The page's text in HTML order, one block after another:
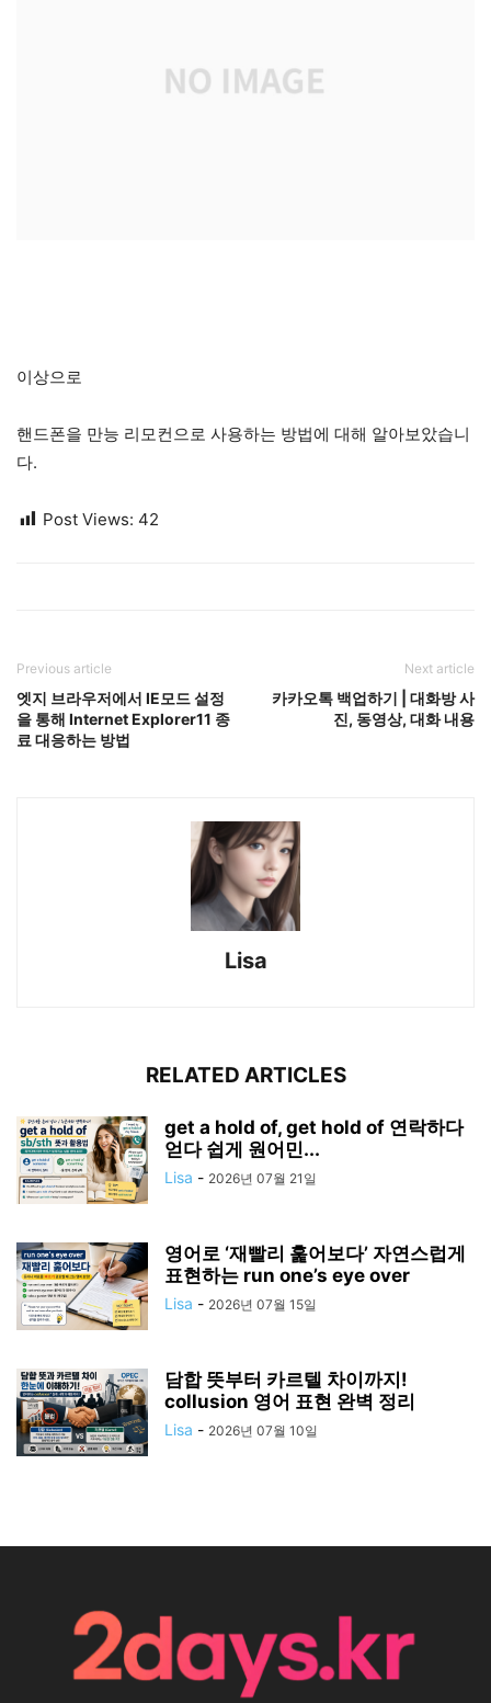
이상으로
핸드폰을 만능 리모컨으로 사용하는 방법에 대해 알아보았습니
다.
Post Views: 42
Previous article
엣지 브라우저에서 IE모드 설정
을 통해 Internet Explorer11 종
료 대응하는 방법
Next article
카카오톡 백업하기 | 대화방 사
진, 동영상, 대화 내용
Lisa
RELATED ARTICLES
get a hold of, get hold of 연락하다
얻다 쉽게 원어민...
Lisa - 2026년 07월 21일
영어로 ‘재빨리 훑어보다’ 자연스럽게
표현하는 run one’s eye over
Lisa - 2026년 07월 15일
담합 뜻부터 카르텔 차이까지!
collusion 영어 표현 완벽 정리
Lisa - 2026년 07월 10일